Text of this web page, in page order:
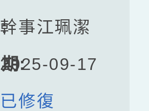
幹事江珮潔
2025-09-17
已修復